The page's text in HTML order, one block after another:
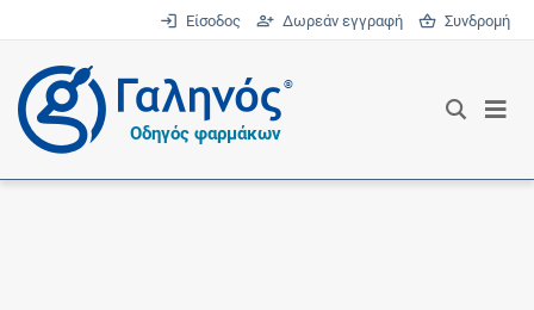
Είσοδος Δωρεάν εγγραφή Συνδρομή
®
Οδηγός φαρμάκων